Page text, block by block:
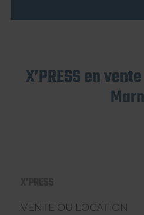
X’PRESS en
VENTE OU LOCATION